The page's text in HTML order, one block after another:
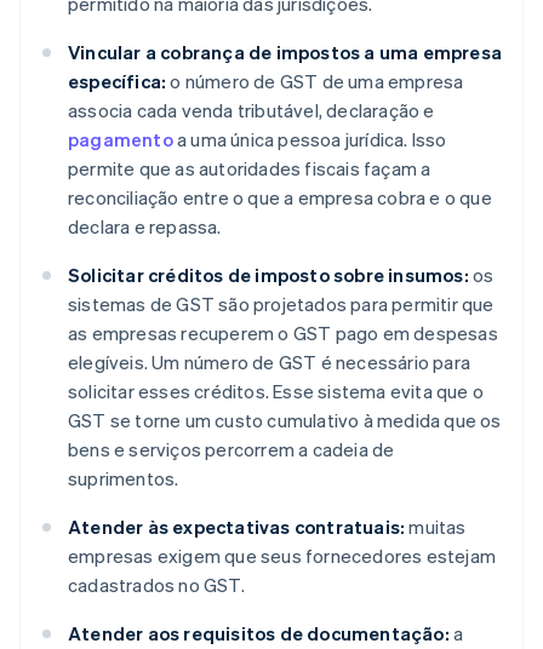
Vincular a cobrança de impostos a uma empresa
específica: o número de GST de uma empresa
associa cada venda tributável, declaração e
pagamentoa uma única pessoa jurídica. Isso
permite que as autoridades fiscais façam a
reconciliação entre o que a empresa cobra e o que
declara e repassa.
Solicitar créditos de imposto sobre insumos: os
sistemas de GST são projetados para permitir que
as empresas recuperem o GST pago em despesas
elegíveis. Um número de GST é necessário para
solicitar esses créditos. Esse sistema evita que o
GST se torne um custo cumulativo à medida que os
bens e serviços percorrem a cadeia de
suprimentos.
Atender às expectativas contratuais: muitas
empresas exigem que seus fornecedores estejam
cadastrados no GST.
Atender aos requisitos de documentação: a